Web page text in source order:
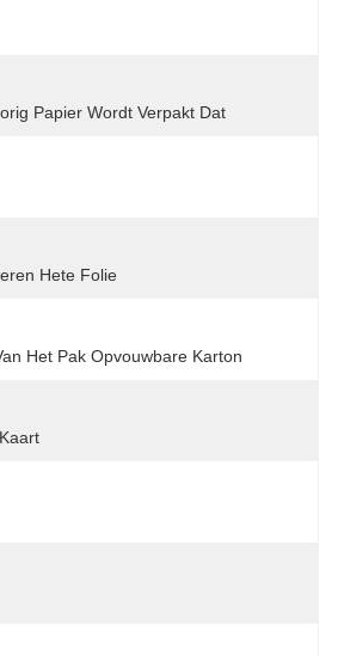
Papier Wordt Verpakt Dat
Hete Folie
Het Pak Opvouwbare Karton